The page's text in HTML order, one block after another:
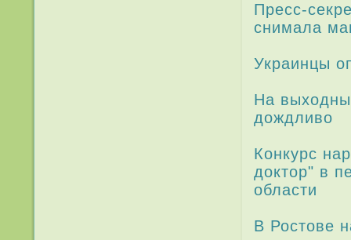
Пресс-
снимала
Украинцы
На
дождливо
Конкурс
доктор" в
области
В Ростове